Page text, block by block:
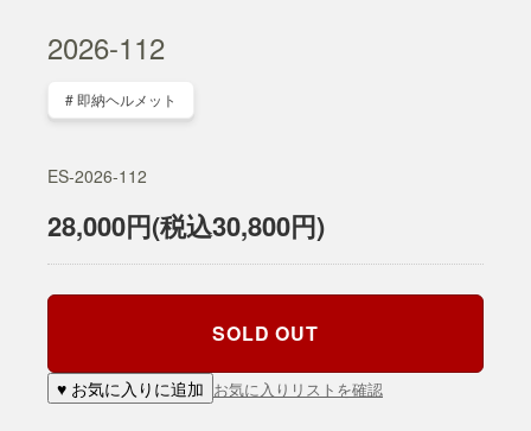
2026-112
# 即納ヘルメット
ES-2026-112
28,000円(税込30,800円)
SOLD OUT
♥ お気に入りに追加 お気に入りリストを確認